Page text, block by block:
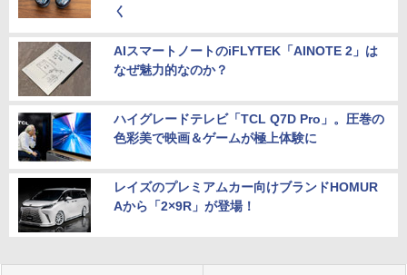
く
AIスマートノートのiFLYTEK「AINOTE 2」は
なぜ魅力的なのか？
ハイグレードテレビ「TCL Q7D Pro」。圧巻の
色彩美で映画＆ゲームが極上体験に
レイズのプレミアムカー向けブランドHOMUR
Aから「2×9R」が登場！